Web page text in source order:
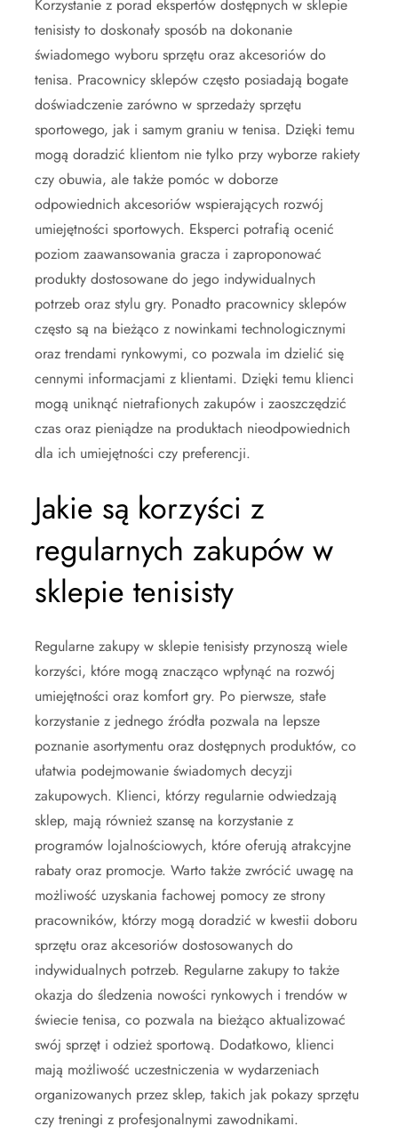
Korzystanie z porad ekspertów dostępnych w sklepie
tenisisty to doskonały sposób na dokonanie
świadomego wyboru sprzętu oraz akcesoriów do
tenisa. Pracownicy sklepów często posiadają bogate
doświadczenie zarówno w sprzedaży sprzętu
sportowego, jak i samym graniu w tenisa. Dzięki temu
mogą doradzić klientom nie tylko przy wyborze rakiety
czy obuwia, ale także pomóc w doborze
odpowiednich akcesoriów wspierających rozwój
umiejętności sportowych. Eksperci potrafią ocenić
poziom zaawansowania gracza i zaproponować
produkty dostosowane do jego indywidualnych
potrzeb oraz stylu gry. Ponadto pracownicy sklepów
często są na bieżąco z nowinkami technologicznymi
oraz trendami rynkowymi, co pozwala im dzielić się
cennymi informacjami z klientami. Dzięki temu klienci
mogą uniknąć nietrafionych zakupów i zaoszczędzić
czas oraz pieniądze na produktach nieodpowiednich
dla ich umiejętności czy preferencji.
Jakie są korzyści z
regularnych zakupów w
sklepie tenisisty
Regularne zakupy w sklepie tenisisty przynoszą wiele
korzyści, które mogą znacząco wpłynąć na rozwój
umiejętności oraz komfort gry. Po pierwsze, stałe
korzystanie z jednego źródła pozwala na lepsze
poznanie asortymentu oraz dostępnych produktów, co
ułatwia podejmowanie świadomych decyzji
zakupowych. Klienci, którzy regularnie odwiedzają
sklep, mają również szansę na korzystanie z
programów lojalnościowych, które oferują atrakcyjne
rabaty oraz promocje. Warto także zwrócić uwagę na
możliwość uzyskania fachowej pomocy ze strony
pracowników, którzy mogą doradzić w kwestii doboru
sprzętu oraz akcesoriów dostosowanych do
indywidualnych potrzeb. Regularne zakupy to także
okazja do śledzenia nowości rynkowych i trendów w
świecie tenisa, co pozwala na bieżąco aktualizować
swój sprzęt i odzież sportową. Dodatkowo, klienci
mają możliwość uczestniczenia w wydarzeniach
organizowanych przez sklep, takich jak pokazy sprzętu
czy treningi z profesjonalnymi zawodnikami.